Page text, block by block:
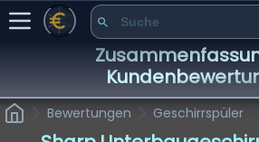
Bewertungen Geschirrspüler